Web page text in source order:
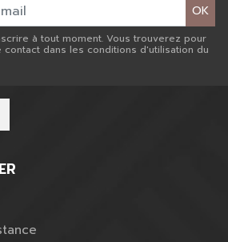
OK
à tout moment. Vous trouverez pour
dans les conditions d'utilisation du